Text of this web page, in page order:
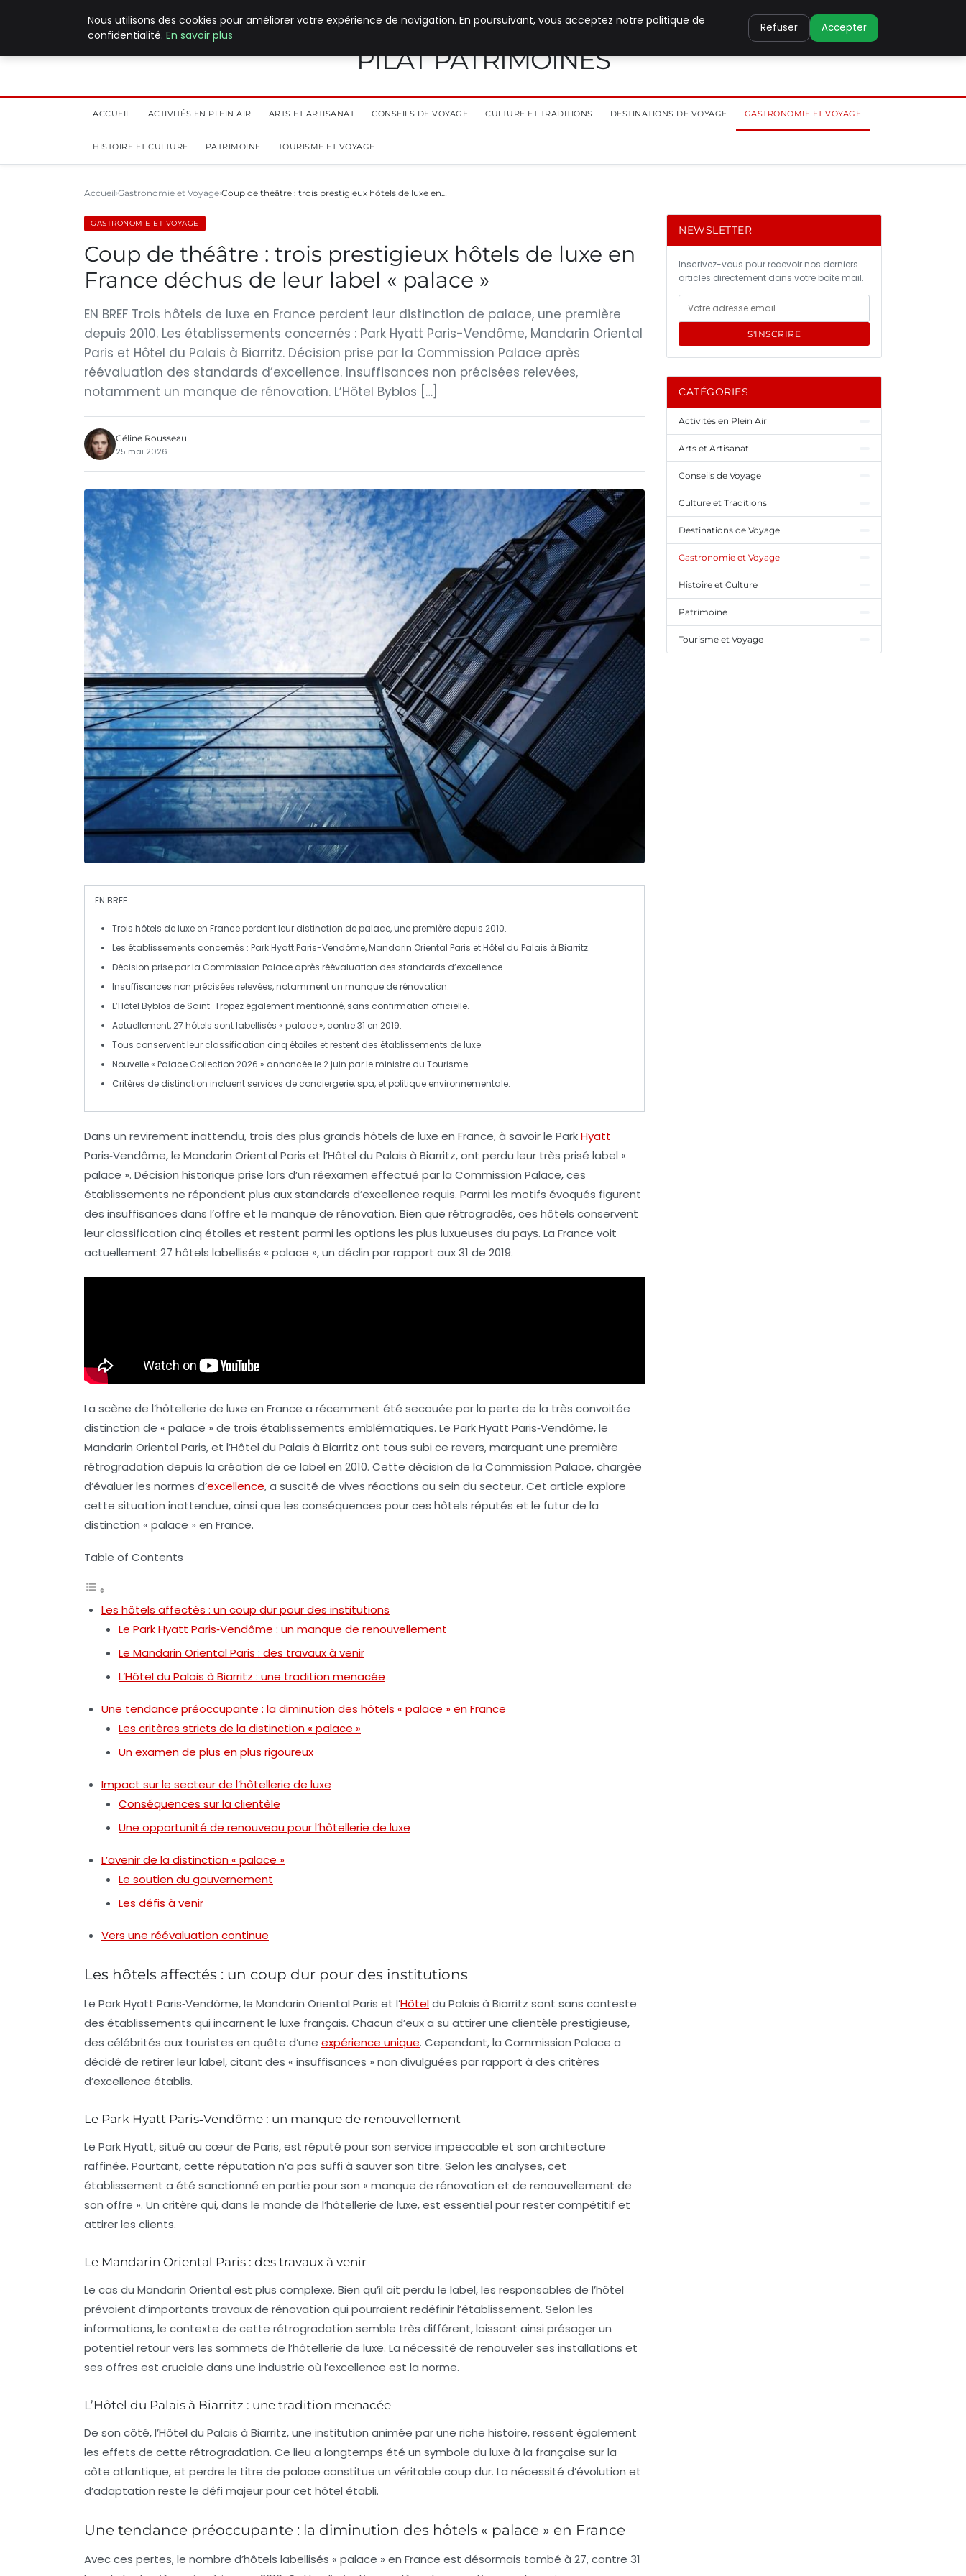
PILAT PATRIMOINES
ACCUEIL ACTIVITÉS EN PLEIN AIR ARTS ET ARTISANAT CONSEILS DE VOYAGE CULTURE ET TRADITIONS DESTINATIONS DE VOYAGE GASTRONOMIE ET VOYAGE
HISTOIRE ET CULTURE PATRIMOINE TOURISME ET VOYAGE
Accueil Gastronomie et Voyage Coup de théâtre : trois prestigieux hôtels de luxe en…
GASTRONOMIE ET VOYAGE
Coup de théâtre : trois prestigieux hôtels de luxe en
France déchus de leur label « palace »
EN BREF Trois hôtels de luxe en France perdent leur distinction de palace, une première
depuis 2010. Les établissements concernés : Park Hyatt Paris-Vendôme, Mandarin Oriental
Paris et Hôtel du Palais à Biarritz. Décision prise par la Commission Palace après
réévaluation des standards d’excellence. Insuffisances non précisées relevées,
notamment un manque de rénovation. L’Hôtel Byblos […]
Céline Rousseau
25 mai 2026
EN BREF
Trois hôtels de luxe en France perdent leur distinction de palace, une première depuis 2010.
Les établissements concernés : Park Hyatt Paris-Vendôme,Mandarin Oriental Paris etHôtel du Palais à Biarritz.
Décision prise par la Commission Palace après réévaluation des standards d’excellence.
Insuffisances non précisées relevées, notamment un manque de rénovation.
L’Hôtel Byblos de Saint-Tropez également mentionné, sans confirmation officielle.
Actuellement, 27 hôtels sont labellisés « palace », contre 31 en 2019.
Tous conservent leur classification cinq étoiles et restent des établissements de luxe.
Nouvelle« Palace Collection 2026 » annoncée le 2 juin par le ministre du Tourisme.
Critères de distinction incluent services de conciergerie, spa, et politique environnementale.
Dans un revirement inattendu, trois des plus grands hôtels de luxe en France, à savoir le ParkHyatt
Paris‑Vendôme, le Mandarin Oriental Paris et l’Hôtel du Palais à Biarritz, ont perdu leur très prisé label «
palace ». Décision historique prise lors d’un réexamen effectué par la Commission Palace, ces
établissements ne répondent plus auxstandards d’excellence requis. Parmi les motifs évoqués figurent
des insuffisances dans l’offre et le manque de rénovation. Bien que rétrogradés, ces hôtels conservent
leurclassification cinq étoiles et restent parmi les options les plus luxueuses du pays. La France voit
actuellement 27 hôtels labellisés « palace », un déclin par rapport aux 31 de 2019.
La scène de l’hôtellerie de luxe en France a récemment été secouée par la perte de la très convoitée
distinction de « palace » de trois établissements emblématiques. Le Park Hyatt Paris‑Vendôme, le
Mandarin Oriental Paris, et l’Hôtel du Palais à Biarritz ont tous subi ce revers, marquant une première
rétrogradation depuis la création de ce label en 2010. Cette décision de la Commission Palace, chargée
d’évaluer les normes d’excellence, a suscité de vives réactions au sein du secteur. Cet article explore
cette situation inattendue, ainsi que les conséquences pour ces hôtels réputés et le futur de la
distinction « palace » en France.
Table of Contents
Les hôtels affectés : un coup dur pour des institutions
Le Park Hyatt Paris‑Vendôme : un manque de renouvellement
Le Mandarin Oriental Paris : des travaux à venir
L’Hôtel du Palais à Biarritz : une tradition menacée
Une tendance préoccupante : la diminution des hôtels « palace » en France
Les critères stricts de la distinction « palace »
Un examen de plus en plus rigoureux
Impact sur le secteur de l’hôtellerie de luxe
Conséquences sur la clientèle
Une opportunité de renouveau pour l’hôtellerie de luxe
L’avenir de la distinction « palace »
Le soutien du gouvernement
Les défis à venir
Vers une réévaluation continue
Les hôtels affectés : un coup dur pour des institutions
Le Park Hyatt Paris‑Vendôme, le Mandarin Oriental Paris et l’Hôteldu Palais à Biarritz sont sans conteste
des établissements qui incarnent le luxe français. Chacun d’eux a su attirer une clientèle prestigieuse,
des célébrités aux touristes en quête d’une expérience unique. Cependant, la Commission Palace a
décidé de retirer leur label, citant des « insuffisances » non divulguées par rapport à des critères
d’excellence établis.
Le Park Hyatt Paris‑Vendôme : un manque de renouvellement
Le Park Hyatt, situé au cœur de Paris, est réputé pour son service impeccable et son architecture
raffinée. Pourtant, cette réputation n’a pas suffi à sauver son titre. Selon les analyses, cet
établissement a été sanctionné en partie pour son « manque de rénovation et de renouvellement de
son offre ». Un critère qui, dans le monde de l’hôtellerie de luxe, est essentiel pour rester compétitif et
attirer les clients.
Le Mandarin Oriental Paris : des travaux à venir
Le cas du Mandarin Oriental est plus complexe. Bien qu’il ait perdu le label, les responsables de l’hôtel
prévoient d’importants travaux de rénovation qui pourraient redéfinir l’établissement. Selon les
informations, le contexte de cette rétrogradation semble très différent, laissant ainsi présager un
potentiel retour vers les sommets de l’hôtellerie de luxe. La nécessité de renouveler ses installations et
ses offres est cruciale dans une industrie où l’excellence est la norme.
L’Hôtel du Palais à Biarritz : une tradition menacée
De son côté, l’Hôtel du Palais à Biarritz, une institution animée par une riche histoire, ressent également
les effets de cette rétrogradation. Ce lieu a longtemps été un symbole du luxe à la française sur la
côte atlantique, et perdre le titre de palace constitue un véritable coup dur. La nécessité d’évolution et
d’adaptation reste le défi majeur pour cet hôtel établi.
Une tendance préoccupante : la diminution des hôtels « palace » en France
Avec ces pertes, le nombre d’hôtels labellisés « palace » en France est désormais tombé à 27, contre 31
NEWSLETTER
Inscrivez-vous pour recevoir nos derniers
articles directement dans votre boîte mail.
S'INSCRIRE
CATÉGORIES
Activités en Plein Air
Arts et Artisanat
Conseils de Voyage
Culture et Traditions
Destinations de Voyage
Gastronomie et Voyage
Histoire et Culture
Patrimoine
Tourisme et Voyage
Nous utilisons des cookies pour améliorer votre expérience de navigation. En poursuivant, vous acceptez notre politique de
confidentialité. En savoir plus
Refuser Accepter